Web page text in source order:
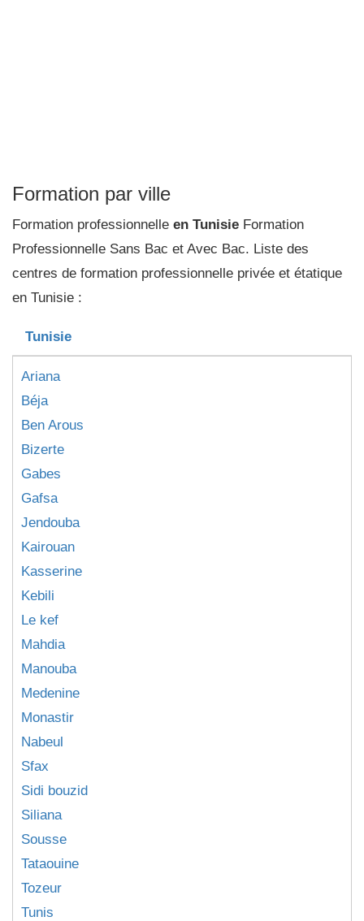
Formation par ville
Formation professionnelle en Tunisie Formation
Professionnelle Sans Bac et Avec Bac. Liste des
centres de formation professionnelle privée et étatique
en Tunisie :
Tunisie
Ariana
Béja
Ben Arous
Bizerte
Gabes
Gafsa
Jendouba
Kairouan
Kasserine
Kebili
Le kef
Mahdia
Manouba
Medenine
Monastir
Nabeul
Sfax
Sidi bouzid
Siliana
Sousse
Tataouine
Tozeur
Tunis